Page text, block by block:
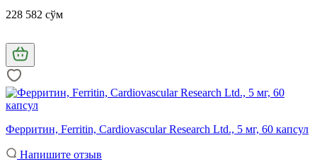
228 582 сўм
Ферритин, Ferritin, Cardiovascular Research Ltd., 5 мг, 60 капсул
Напишите отзыв